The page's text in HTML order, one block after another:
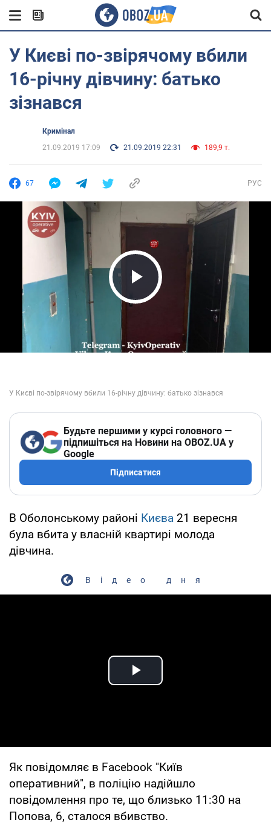
У Києві по-звірячому вбили
16-річну дівчину: батько
зізнався
Кримінал
21.09.2019 17:09
21.09.2019 22:31 189,9 т.
67 РУС
Play Video
Будьте першими у курсі головного —
підпишіться на Новини на OBOZ.UA у
Google
Підписатися
В Оболонському районі Києва 21 вересня
була вбита у власній квартирі молода
дівчина.
Відео дня
Play Video
Як повідомляє в Facebook "Київ
оперативний", в поліцію надійшло
повідомлення про те, що близько 11:30 на
Попова, 6, сталося вбивство.